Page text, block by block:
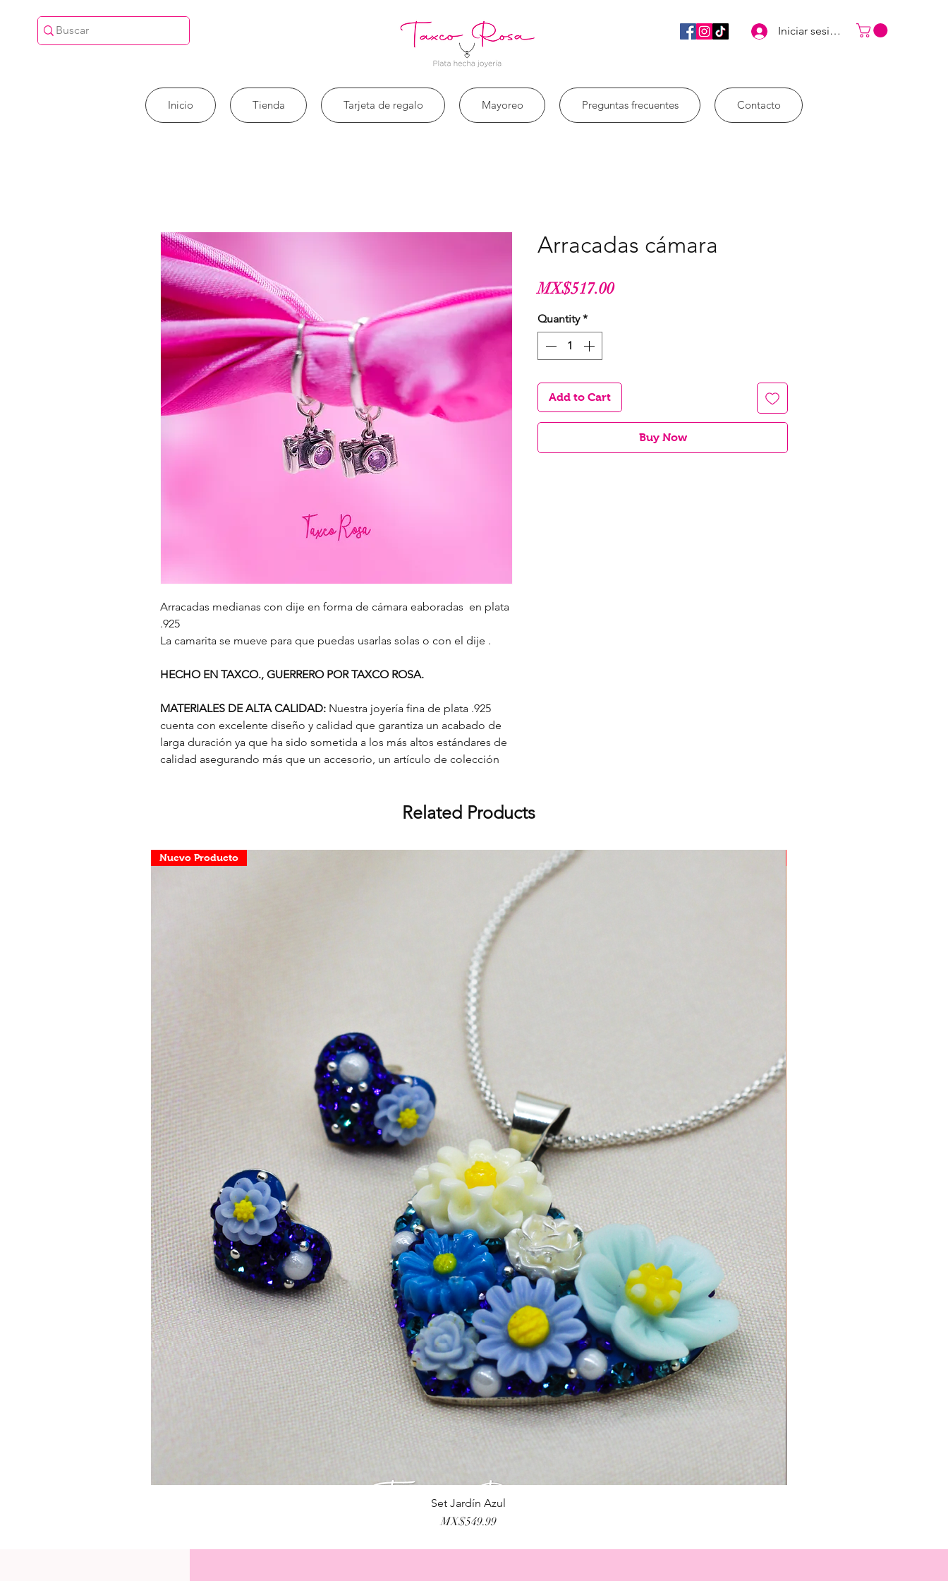
Iniciar sesión
Inicio Tienda Tarjeta de regalo Mayoreo Preguntas frecuentes Contacto
Arracadas medianas con dije en forma de cámara eaboradas en plata
.925
La camarita se mueve para que puedas usarlas solas o con el dije .
HECHO EN TAXCO., GUERRERO POR TAXCO ROSA.
MATERIALES DE ALTA CALIDAD: Nuestra joyería fina de plata .925
cuenta con excelente diseño y calidad que garantiza un acabado de
larga duración ya que ha sido sometida a los más altos estándares de
calidad asegurando más que un accesorio, un artículo de colección
Arracadas cámara
MX$517.00Price
Quantity *
Add to Cart
Buy Now
Related Products
Quick View
Nuevo Producto
Set Jardín Azul
Price
MX$549.99